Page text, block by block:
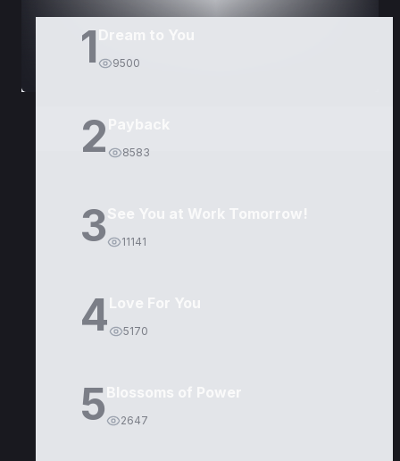
1 9500
2 8583
3 11141
4 5170
5 2647